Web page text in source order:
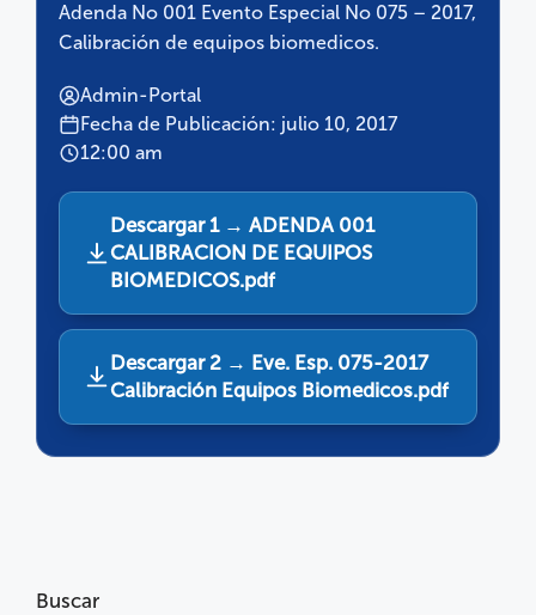
Adenda No 001 Evento Especial No 075 – 2017,
Calibración de equipos biomedicos.
Admin-Portal
Fecha de Publicación: julio 10, 2017
12:00 am
Descargar 1 → ADENDA 001
CALIBRACION DE EQUIPOS
BIOMEDICOS.pdf
Descargar 2 → Eve. Esp. 075-2017
Calibración Equipos Biomedicos.pdf
Buscar